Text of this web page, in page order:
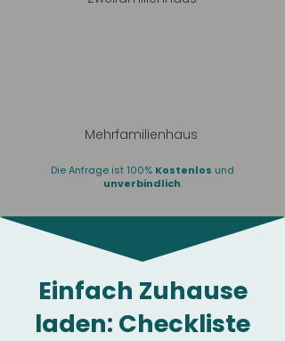
Mehrfamilienhaus
Die Anfrage ist 100% Kostenlos und
unverbindlich.
Einfach Zuhause
laden: Checkliste